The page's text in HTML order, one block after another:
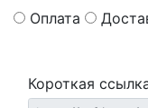
Оплата
Короткая